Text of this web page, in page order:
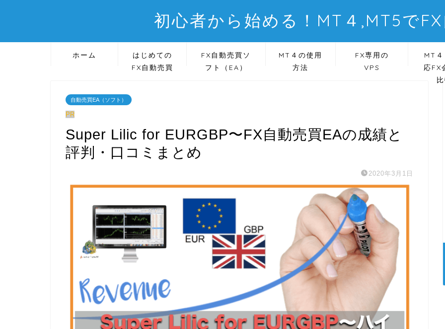
初心者から始める！MT４,MT5で
ホーム
はじめての
FX自動売買
FX自動売買ソ
フト（EA）
MT４の使用
方法
FX専用の
VPS
MT
応FX
自動売買EA（ソフト）
PR
Super Lilic for EURGBP〜FX自動売買EAの成績と
評判・口コミまとめ
2020年3月1日